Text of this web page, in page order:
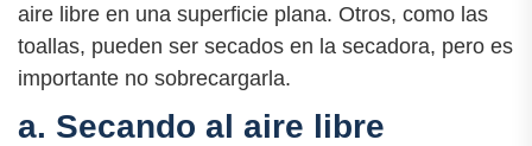
aire libre en una superficie plana. Otros, como las
toallas, pueden ser secados en la secadora, pero es
importante no sobrecargarla.
a. Secando al aire libre